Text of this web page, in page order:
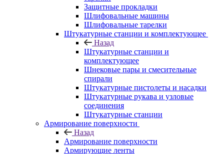
Защитные прокладки
Шлифовальные машины
Шлифовальные тарелки
Штукатурные станции и комплектующее
Назад
Штукатурные станции и
комплектующее
Шнековые пары и смесительные
спирали
Штукатурные пистолеты и насадки
Штукатурные рукава и узловые
соединения
Штукатурные станции
Армирование поверхности
Назад
Армирование поверхности
Армирующие ленты